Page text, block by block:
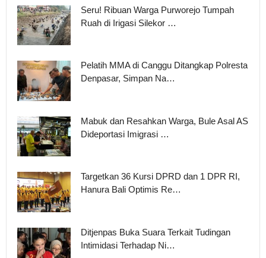
Seru! Ribuan Warga Purworejo Tumpah
Ruah di Irigasi Silekor …
Pelatih MMA di Canggu Ditangkap Polresta
Denpasar, Simpan Na…
Mabuk dan Resahkan Warga, Bule Asal AS
Dideportasi Imigrasi …
Targetkan 36 Kursi DPRD dan 1 DPR RI,
Hanura Bali Optimis Re…
Ditjenpas Buka Suara Terkait Tudingan
Intimidasi Terhadap Ni…